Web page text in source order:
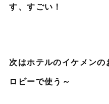
す、すごい！
次はホテルのイケメンの
ロビーで使う～